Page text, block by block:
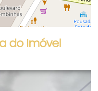
do Imóvel